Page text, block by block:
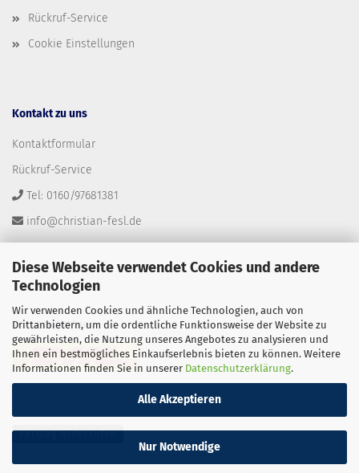
Diese Webseite verwendet Cookies und andere
Technologien
Wir verwenden Cookies und ähnliche Technologien, auch von
Drittanbietern, um die ordentliche Funktionsweise der Website zu
gewährleisten, die Nutzung unseres Angebotes zu analysieren und
Ihnen ein bestmögliches Einkaufserlebnis bieten zu können. Weitere
Informationen finden Sie in unserer Datenschutzerklärung.
Alle Akzeptieren
Nur Notwendige
Rückruf-Service
Cookie Einstellungen
Kontakt zu uns
Kontaktformular
Rückruf-Service
Tel: 0160/97681381
info@christian-fesl.de
Versandpartner
Vertrag widerrufen